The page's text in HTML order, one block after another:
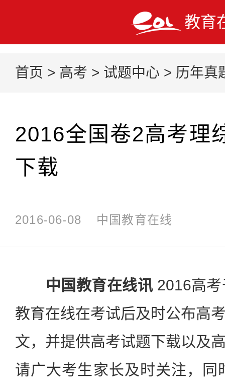
教育
首页 > 高考 > 试题中心 > 历年真
2016全国卷2高考理
下载
2016-06-08 中国教育在线
中国教育在线讯2016高考
教育在线在考试后及时公布高
文，并提供高考试题下载以及
请广大考生家长及时关注，同